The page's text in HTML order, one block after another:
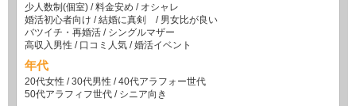
少人数制(個室) /料金安め / オシャレ
婚活初心者向け /結婚に真剣 / 男女比が良い
バツイチ・再婚活 / シングルマザー
高収入男性 / 口コミ人気 /婚活イベント
年代
20代女性 /30代男性 /40代アラフォー世代
50代アラフィフ世代 / シニア向き